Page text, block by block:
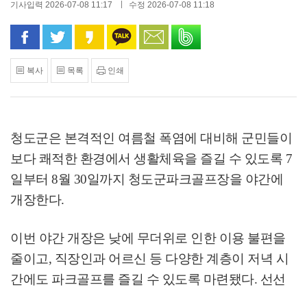
기사입력 2026-07-08 11:17 수정 2026-07-08 11:18
페이스북으로 공유
트위터로 공유카카오 스토리로 공유
카카오톡으로 공유
문자로 공유
복사 목록 인쇄
청도군은 본격적인 여름철 폭염에 대비해 군민들이
보다 쾌적한 환경에서 생활체육을 즐길 수 있도록 7
일부터 8월 30일까지 청도군파크골프장을 야간에
개장한다.
이번 야간 개장은 낮에 무더위로 인한 이용 불편을
줄이고, 직장인과 어르신 등 다양한 계층이 저녁 시
간에도 파크골프를 즐길 수 있도록 마련됐다. 선선